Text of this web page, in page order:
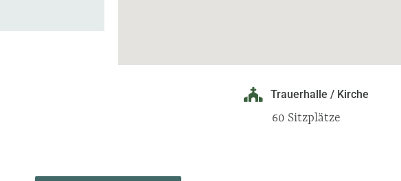
Trauerhalle / Kirche
60 Sitzplätze